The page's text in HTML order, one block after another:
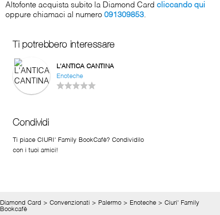
Altofonte acquista subito la Diamond Cardcliccando qui
oppure chiamaci al numero091309853.
Ti potrebbero interessare
L'ANTICA CANTINA
Enoteche
Condividi
Ti piace CIURI' Family BookCafè? Condividilo
con i tuoi amici!
Diamond Card > Convenzionati > Palermo > Enoteche > Ciuri' Family
Bookcafè